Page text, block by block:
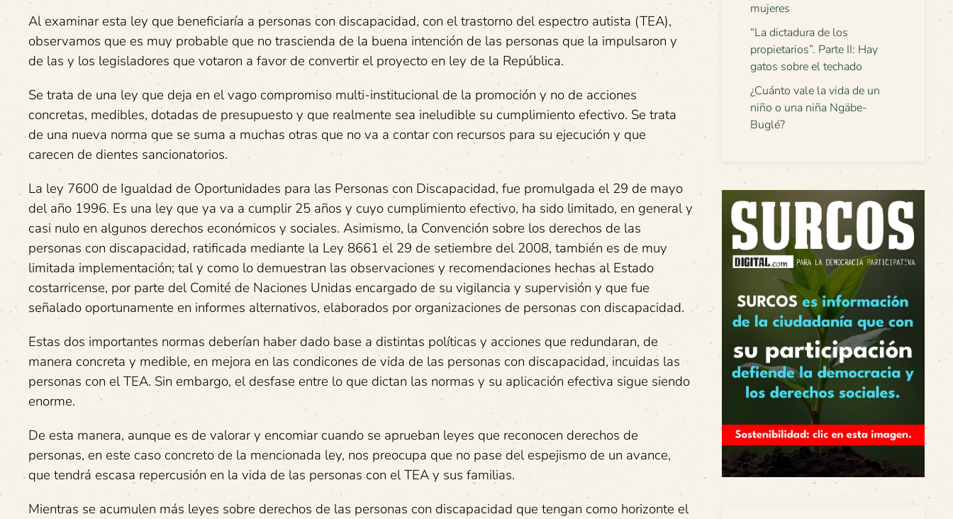
Al examinar esta ley que beneficiaría a personas con discapacidad, con el trastorno del espectro autista (TEA),
observamos que es muy probable que no trascienda de la buena intención de las personas que la impulsaron y
de las y los legisladores que votaron a favor de convertir el proyecto en ley de la República.
Se trata de una ley que deja en el vago compromiso multi-institucional de la promoción y no de acciones
concretas, medibles, dotadas de presupuesto y que realmente sea ineludible su cumplimiento efectivo. Se trata
de una nueva norma que se suma a muchas otras que no va a contar con recursos para su ejecución y que
carecen de dientes sancionatorios.
La ley 7600 de Igualdad de Oportunidades para las Personas con Discapacidad, fue promulgada el 29 de mayo
del año 1996. Es una ley que ya va a cumplir 25 años y cuyo cumplimiento efectivo, ha sido limitado, en general y
casi nulo en algunos derechos económicos y sociales. Asimismo, la Convención sobre los derechos de las
personas con discapacidad, ratificada mediante la Ley 8661 el 29 de setiembre del 2008, también es de muy
limitada implementación; tal y como lo demuestran las observaciones y recomendaciones hechas al Estado
costarricense, por parte del Comité de Naciones Unidas encargado de su vigilancia y supervisión y que fue
señalado oportunamente en informes alternativos, elaborados por organizaciones de personas con discapacidad.
Estas dos importantes normas deberían haber dado base a distintas políticas y acciones que redundaran, de
manera concreta y medible, en mejora en las condicones de vida de las personas con discapacidad, incuidas las
personas con el TEA. Sin embargo, el desfase entre lo que dictan las normas y su aplicación efectiva sigue siendo
enorme.
De esta manera, aunque es de valorar y encomiar cuando se aprueban leyes que reconocen derechos de
personas, en este caso concreto de la mencionada ley, nos preocupa que no pase del espejismo de un avance,
que tendrá escasa repercusión en la vida de las personas con el TEA y sus familias.
Mientras se acumulen más leyes sobre derechos de las personas con discapacidad que tengan como horizonte el
mujeres
“La dictadura de los
propietarios”. Parte II: Hay
gatos sobre el techado
¿Cuánto vale la vida de un
niño o una niña Ngäbe-
Buglé?